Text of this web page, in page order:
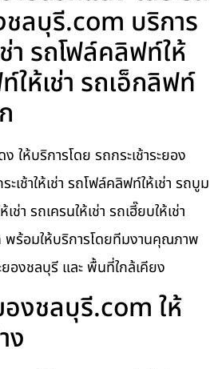
ชลบุรี.com บริการ
ช่า รถโฟล์คลิฟท์ให้
ให้เช่า รถเอ็กลิฟท์
ง ให้บริการโดย รถกระเช้าระยอง
เช้าให้เช่า รถโฟล์คลิฟท์ให้เช่า รถบูม
ช่า รถเครนให้เช่า รถเฮี๊ยบให้เช่า
พร้อมให้บริการโดยทีมงานคุณภาพ
องชลบุรี และ พื้นที่ใกล้เคียง
องชลบุรี.com ให้
ง